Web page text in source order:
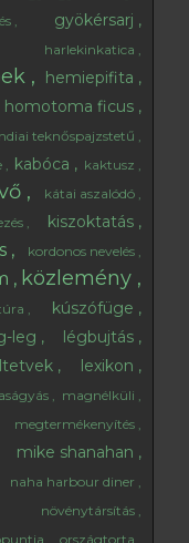
gyökérsarj
harlekinkatica
hemiepifita
homotoma ficus
teknőspajzstetű
kabóca kaktusz
kátai aszalódó
kiszoktatás
kordonos nevelés
közlemény
kúszófüge
leg
légbujtás
lexikon
magnélküli
megtermékenyítés
mike shanahan
naha harbour diner
növénytársítás
országtorta